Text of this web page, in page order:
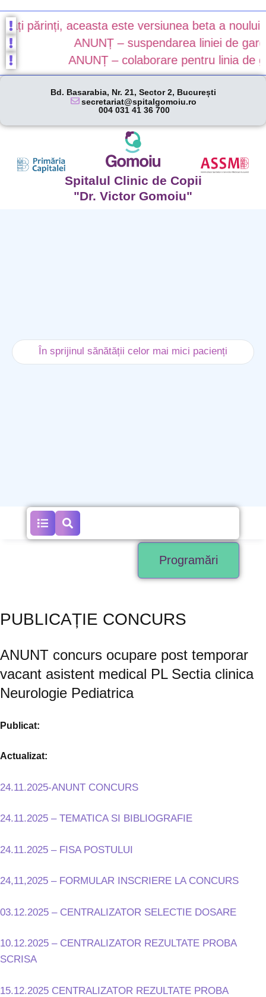
părinți, aceasta este versiunea beta a noului
ANUNȚ – suspendarea liniei de
ANUNȚ – colaborare pentru linia de
Bd. Basarabia, Nr. 21, Sector 2, București
secretariat@spitalgomoiu.ro
004 031 41 36 700
Spitalul Clinic de Copii
"Dr. Victor Gomoiu"
În sprijinul sănătății celor mai mici pacienți
Programări
PUBLICAȚIE CONCURS
ANUNT concurs ocupare post temporar
vacant asistent medical PL Sectia clinica
Neurologie Pediatrica
Publicat:
Actualizat:
24.11.2025-ANUNT CONCURS
24.11.2025 – TEMATICA SI BIBLIOGRAFIE
24.11.2025 – FISA POSTULUI
24,11,2025 – FORMULAR INSCRIERE LA CONCURS
03.12.2025 – CENTRALIZATOR SELECTIE DOSARE
10.12.2025 – CENTRALIZATOR REZULTATE PROBA
SCRISA
15.12.2025 CENTRALIZATOR REZULTATE PROBA